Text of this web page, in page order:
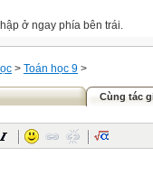
ở ngay phía bên trái.
> Toán học 9 >
Cùng tác